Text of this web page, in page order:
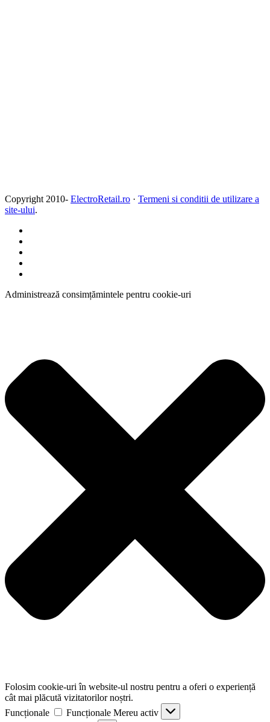
Copyright 2010- ElectroRetail.ro · Termeni si conditii de utilizare a
site-ului.
Administrează consimțămintele pentru cookie-uri
Folosim cookie-uri în website-ul nostru pentru a oferi o experiență
cât mai plăcută vizitatorilor noștri.
Funcționale
Funcționale Mereu activ